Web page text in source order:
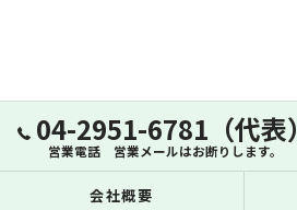
04-2951-6781（代表）
営業電話 営業メールはお断りします。
会社概要